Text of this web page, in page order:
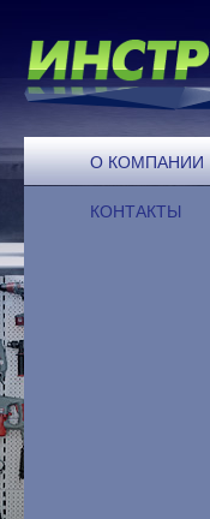
О КОМПАНИИ
КОНТАКТЫ